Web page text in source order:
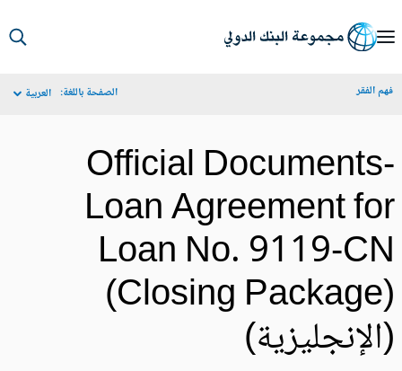
الفقر الصفحة باللغة: العربية
Official
Loan Agreement
Loan No. 9119-
(Closing